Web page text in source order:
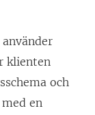
klienten
och
med en